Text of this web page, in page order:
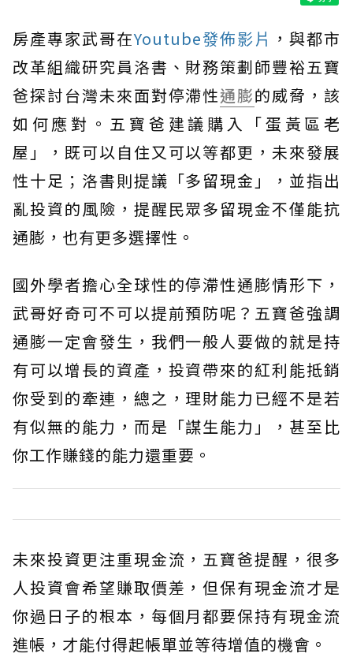
房產專家武哥在Youtube發佈影片 ，與都市
改革組織研究員洛書、財務策劃師豐裕五寶
爸探討台灣未來面對停滯性通膨的威脅，該
如何應對。五寶爸建議購入「蛋黃區老
屋」，既可以自住又可以等都更，未來發展
性十足；洛書則提議「多留現金」，並指出
亂投資的風險，提醒民眾多留現金不僅能抗
通膨，也有更多選擇性。
國外學者擔心全球性的停滯性通膨情形下，
武哥好奇可不可以提前預防呢？五寶爸強調
通膨一定會發生，我們一般人要做的就是持
有可以增長的資產，投資帶來的紅利能抵銷
你受到的牽連，總之，理財能力已經不是若
有似無的能力，而是「謀生能力」，甚至比
你工作賺錢的能力還重要。
未來投資更注重現金流，五寶爸提醒，很多
人投資會希望賺取價差，但保有現金流才是
你過日子的根本，每個月都要保持有現金流
進帳，才能付得起帳單並等待增值的機會。